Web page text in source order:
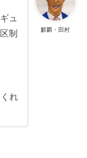
麒麟・田村
ュ
制
れ